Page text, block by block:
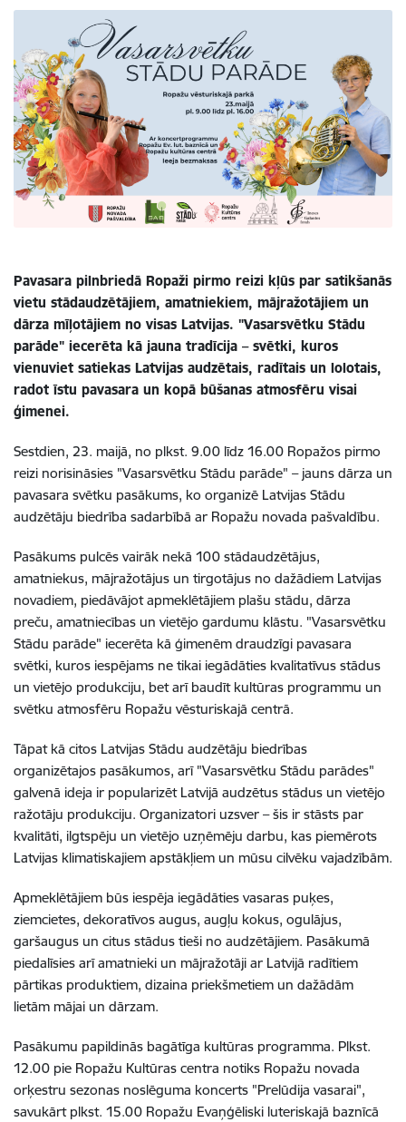
Pavasara pilnbriedā Ropaži pirmo reizi kļūs par satikšanās
vietu stādaudzētājiem, amatniekiem, mājražotājiem un
dārza mīļotājiem no visas Latvijas. "Vasarsvētku Stādu
parāde" iecerēta kā jauna tradīcija – svētki, kuros
vienuviet satiekas Latvijas audzētais, radītais un lolotais,
radot īstu pavasara un kopā būšanas atmosfēru visai
ģimenei.
Sestdien, 23. maijā, no plkst. 9.00 līdz 16.00 Ropažos pirmo
reizi norisināsies "Vasarsvētku Stādu parāde" – jauns dārza un
pavasara svētku pasākums, ko organizē Latvijas Stādu
audzētāju biedrība sadarbībā ar Ropažu novada pašvaldību.
Pasākums pulcēs vairāk nekā 100 stādaudzētājus,
amatniekus, mājražotājus un tirgotājus no dažādiem Latvijas
novadiem, piedāvājot apmeklētājiem plašu stādu, dārza
preču, amatniecības un vietējo gardumu klāstu. "Vasarsvētku
Stādu parāde" iecerēta kā ģimenēm draudzīgi pavasara
svētki, kuros iespējams ne tikai iegādāties kvalitatīvus stādus
un vietējo produkciju, bet arī baudīt kultūras programmu un
svētku atmosfēru Ropažu vēsturiskajā centrā.
Tāpat kā citos Latvijas Stādu audzētāju biedrības
organizētajos pasākumos, arī "Vasarsvētku Stādu parādes"
galvenā ideja ir popularizēt Latvijā audzētus stādus un vietējo
ražotāju produkciju. Organizatori uzsver – šis ir stāsts par
kvalitāti, ilgtspēju un vietējo uzņēmēju darbu, kas piemērots
Latvijas klimatiskajiem apstākļiem un mūsu cilvēku vajadzībām.
Apmeklētājiem būs iespēja iegādāties vasaras puķes,
ziemcietes, dekoratīvos augus, augļu kokus, ogulājus,
garšaugus un citus stādus tieši no audzētājiem. Pasākumā
piedalīsies arī amatnieki un mājražotāji ar Latvijā radītiem
pārtikas produktiem, dizaina priekšmetiem un dažādām
lietām mājai un dārzam.
Pasākumu papildinās bagātīga kultūras programma. Plkst.
12.00 pie Ropažu Kultūras centra notiks Ropažu novada
orķestru sezonas noslēguma koncerts "Prelūdija vasarai",
savukārt plkst. 15.00 Ropažu Evaņģēliski luteriskajā baznīcā